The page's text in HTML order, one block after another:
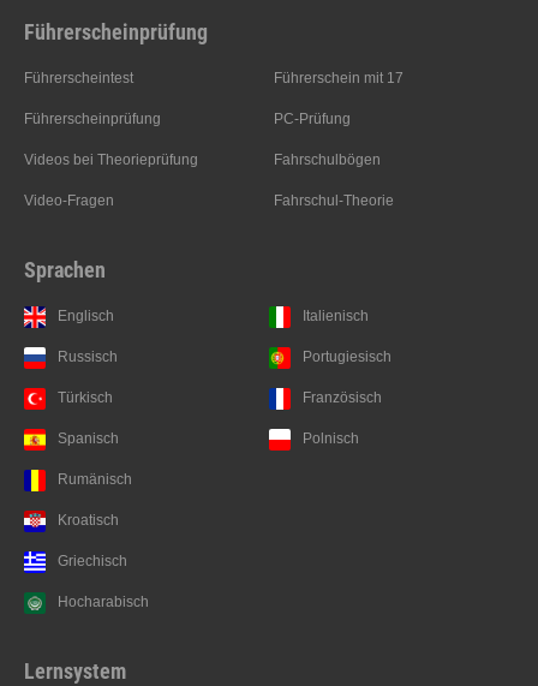
Führerscheinprüfung
Führerscheintest
Führerscheinprüfung
Videos bei Theorieprüfung
Video-Fragen
Führerschein mit 17
PC-Prüfung
Fahrschulbögen
Fahrschul-Theorie
Sprachen
Englisch
Russisch
Türkisch
Spanisch
Italienisch
Portugiesisch
Französisch
Polnisch
Rumänisch
Kroatisch
Griechisch
Hocharabisch
Lernsystem